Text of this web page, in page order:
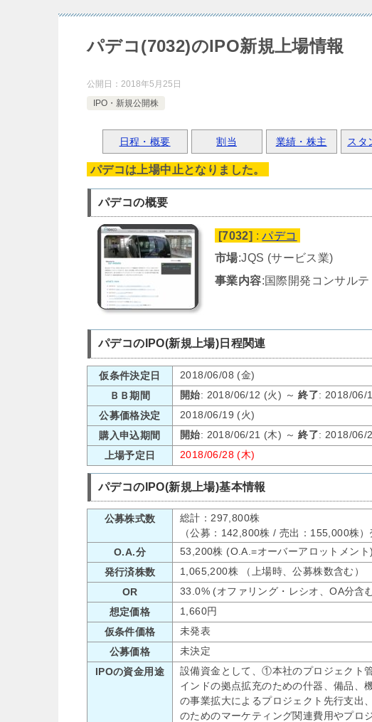
パデコ(7032)のIPO新規上場情報
公開日： 2018年5月25日
IPO・新規公開株
日程・概要 割当 業績・株主 スタ
パデコは上場中止となりました。
パデコの概要
[7032] : パデコ
市場:JQS (サービス業)
事業内容:国際開発コンサル
パデコのIPO(新規上場)日程関連
仮条件決定日
2018/06/08 (金)
ＢＢ期間
開始: 2018/06/12 (火) ～終了: 2018/06/
公募価格決定
2018/06/19 (火)
購入申込期間
開始: 2018/06/21 (木) ～終了: 2018/06/
上場予定日
2018/06/28 (木)
パデコのIPO(新規上場)基本情報
公募株式数
総計：297,800株
（公募：142,800株 / 売出：155,000株
O.A.分
53,200株 (O.A.=オーバーアロットメント)
発行済株数
1,065,200株 （上場時、公募株数含む）
OR
33.0% (オファリング・レシオ、OA分含
想定価格
1,660円
仮条件価格
未発表
公募価格
未決定
IPOの資金用途
設備資金として、①本社のプロジェクト
インドの拠点拡充のための什器、備品
の事業拡大によるプロジェクト先行支
のためのマーケティング関連費用やプ